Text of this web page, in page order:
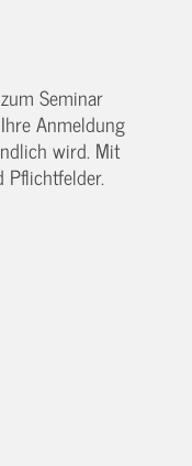
Seminar
Anmeldung
wird. Mit
Pflichtfelder.